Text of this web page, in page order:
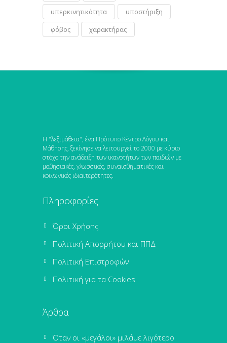
υπερκινητικότητα
υποστήριξη
φόβος
χαρακτήρας
Η "λεξιμάθεια", ένα Πρότυπο Κέντρο Λόγου και
Μάθησης, ξεκίνησε να λειτουργεί το 2000 με κύριο
στόχο την ανάδειξη των ικανοτήτων των παιδιών με
μαθησιακές, γλωσσικές, συναισθηματικές και
κοινωνικές ιδιαιτερότητες.
Πληροφορίες
Όροι Χρήσης
Πολιτική Απορρήτου και ΠΠΔ
Πολιτική Επιστροφών
Πολιτική για τα Cookies
Άρθρα
Όταν οι «μεγάλοι» μιλάμε λιγότερο